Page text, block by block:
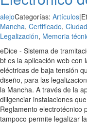
alejoCategorías: Artículos|
Mancha, Certificado,
Legalización, Memoria
eDice - Sistema de
bt es la aplicación web con
eléctricas de baja tensión
diseño, para las
la Mancha. A través de la
diligenciar instalaciones
Reglamento electrotécnico
tampoco permite legalizar